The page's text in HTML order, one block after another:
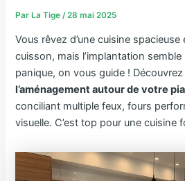
Par La Tige/28 mai 2025
Vous rêvez d’une cuisine spacieuse
cuisson, mais l’implantation
panique, on vous guide !
l’aménagement autour de votre
conciliant multiple feux, fours
visuelle. C’est top pour une cuisine